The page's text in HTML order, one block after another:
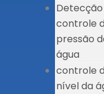
controle
pressão
água
controle
nível da